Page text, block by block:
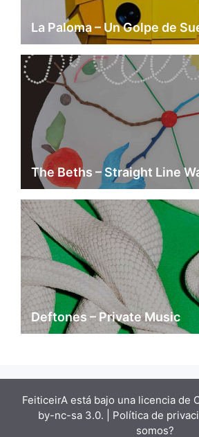
La Paloma – Un Golpe de
The Beths – Straight Line
Deftones – Private Music
FeiticeirA está bajo una licencia de
by-nc-sa 3.0. | Política de
somos?